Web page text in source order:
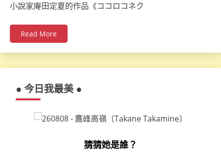
小說家庵田定夏的作品《ココロコネク
Read More
● 今日我最美 ●
猜猜她是誰？